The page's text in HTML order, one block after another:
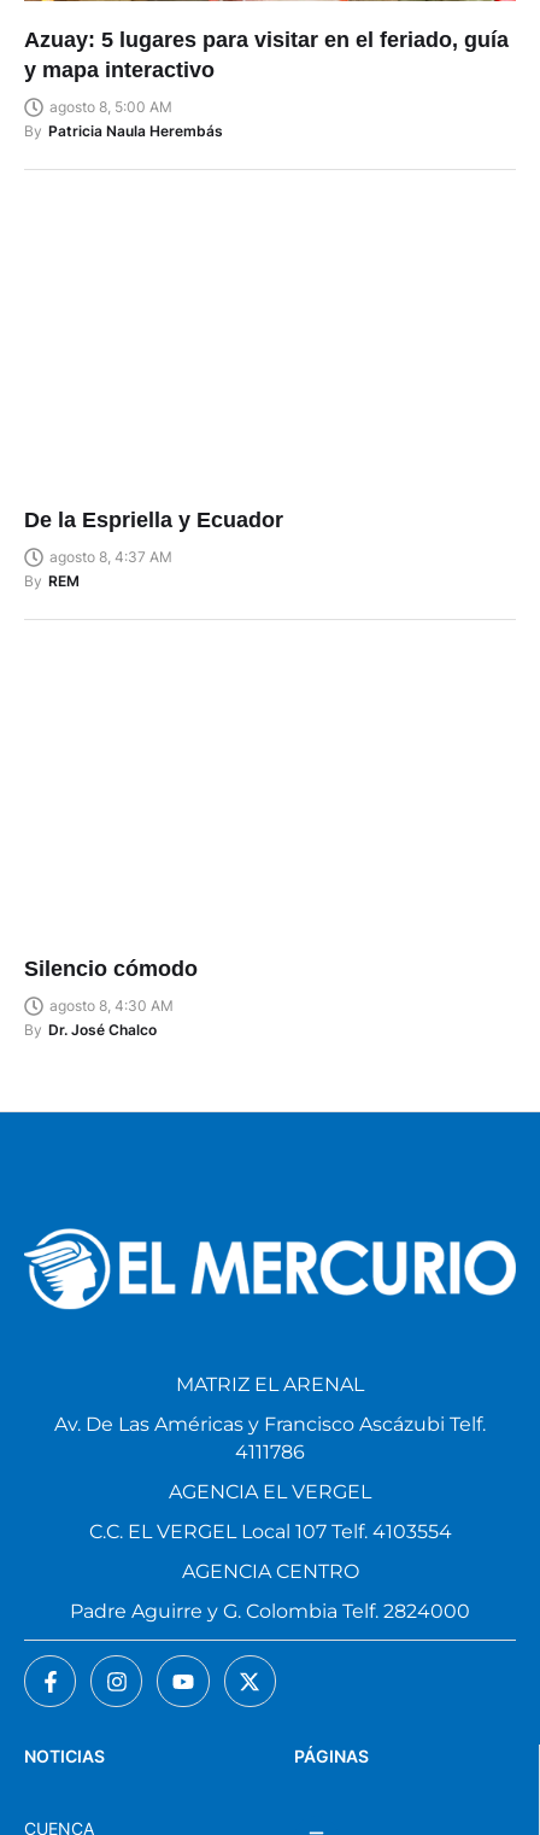
Azuay: 5 lugares para visitar en el feriado, guía
y mapa interactivo
agosto 8, 5:00 AM
By Patricia Naula Herembás
De la Espriella y Ecuador
agosto 8, 4:37 AM
By REM
Silencio cómodo
agosto 8, 4:30 AM
By Dr. José Chalco
PÁGINAS
NOTICIAS
CUENCA
MATRIZ EL ARENAL
Av. De Las Américas y Francisco Ascázubi Telf.
4111786
AGENCIA EL VERGEL
C.C. EL VERGEL Local 107 Telf. 4103554
AGENCIA CENTRO
Padre Aguirre y G. Colombia Telf. 2824000